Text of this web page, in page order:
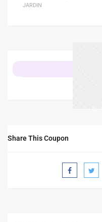
JARDIN
Share This Coupon